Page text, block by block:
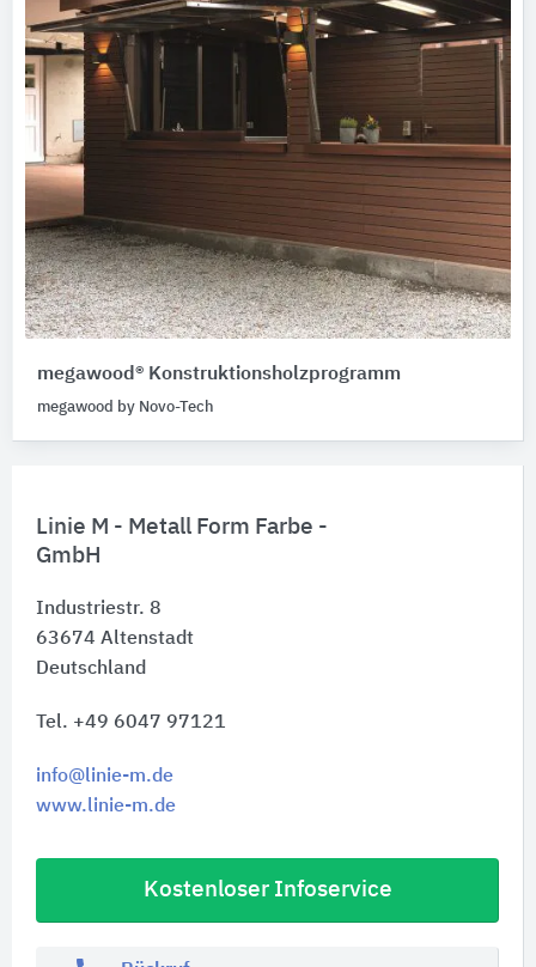
Linie M - Metall Form Farbe -
GmbH
Industriestr. 8
63674 Altenstadt
Deutschland
Tel. +49 6047 97121
info@linie-m.de
www.linie-m.de
Kostenloser Infoservice
megawood® Konstruktionsholzprogramm
megawood by Novo-Tech